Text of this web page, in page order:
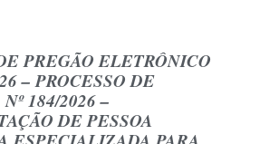
PREGÃO ELETRÔNICO
– PROCESSO DE
184/2026 –
DE PESSOA